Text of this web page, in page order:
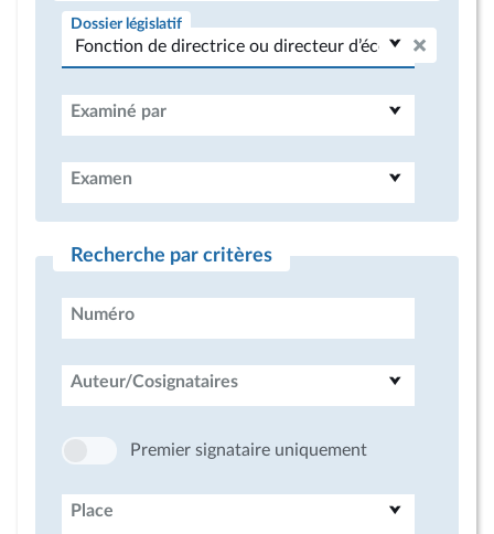
Dossier législatif
Examiné par
Examen
Recherche par critères
Numéro
Auteur/Cosignataires
Premier signataire uniquement
Place